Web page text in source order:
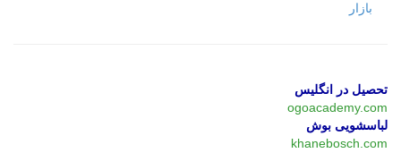
بازار
تحصیل در انگلیس
ogoacademy.com
لباسشویی بوش
khanebosch.com